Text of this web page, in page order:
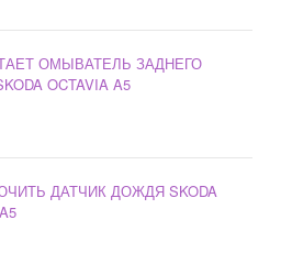
ОМЫВАТЕЛЬ ЗАДНЕГО
OCTAVIA A5
ДАТЧИК ДОЖДЯ SKODA